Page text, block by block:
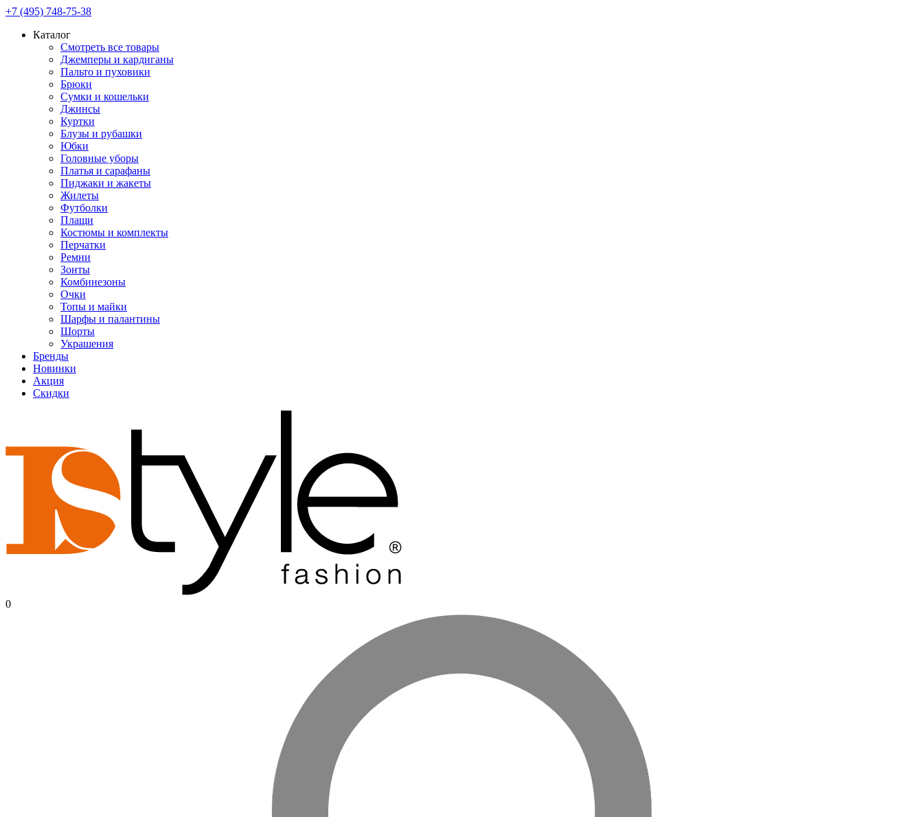
+7 (495) 748-75-38
Каталог
Смотреть все товары
Джемперы и кардиганы
Пальто и пуховики
Брюки
Сумки и кошельки
Джинсы
Куртки
Блузы и рубашки
Юбки
Головные уборы
Платья и сарафаны
Пиджаки и жакеты
Жилеты
Футболки
Плащи
Костюмы и комплекты
Перчатки
Ремни
Зонты
Комбинезоны
Очки
Топы и майки
Шарфы и палантины
Шорты
Украшения
Бренды
Новинки
Акция
Скидки
0